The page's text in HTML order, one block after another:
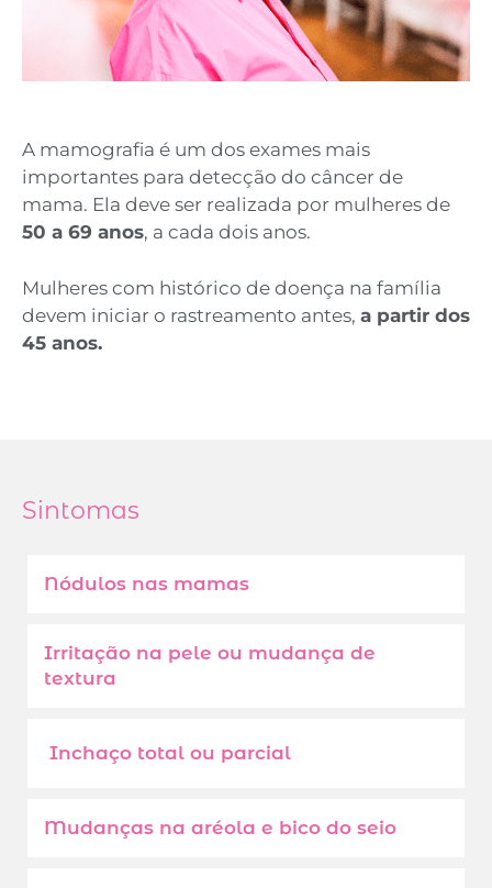
A mamografia é um dos exames mais
importantes para detecção do câncer de
mama. Ela deve ser realizada por mulheres de
50 a 69 anos, a cada dois anos.
Mulheres com histórico de doença na família
devem iniciar o rastreamento antes, a partir dos
45 anos.
Sintomas
Nódulos nas mamas
Irritação na pele ou mudança de
textura
Inchaço total ou parcial
Mudanças na aréola e bico do seio